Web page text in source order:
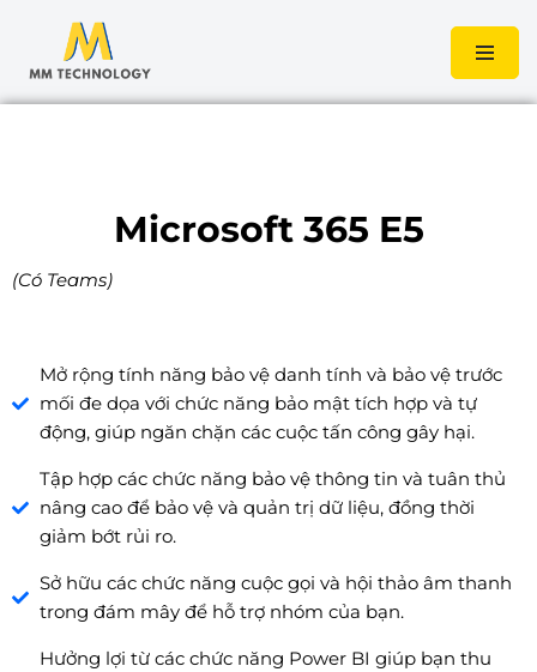
Chuyển
tới
Microsoft 365 E5
(Có Teams)
Mở rộng tính năng bảo vệ danh tính và bảo vệ trước
mối đe dọa với chức năng bảo mật tích hợp và tự
động, giúp ngăn chặn các cuộc tấn công gây hại.
Tập hợp các chức năng bảo vệ thông tin và tuân thủ
nâng cao để bảo vệ và quản trị dữ liệu, đồng thời
giảm bớt rủi ro.
Sở hữu các chức năng cuộc gọi và hội thảo âm thanh
trong đám mây để hỗ trợ nhóm của bạn.
Hưởng lợi từ các chức năng Power BI giúp bạn thu